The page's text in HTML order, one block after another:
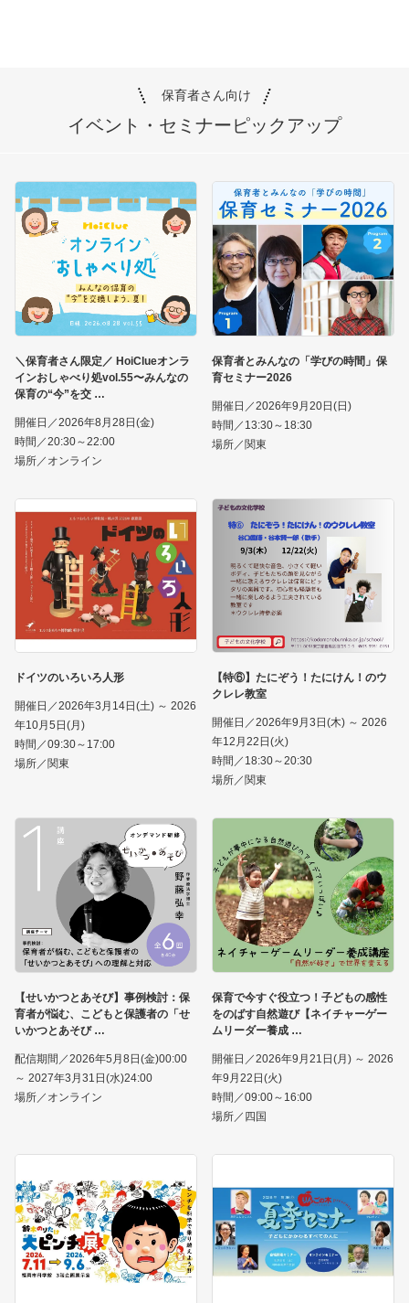
保育者さん向け
イベント・セミナーピックアップ
＼保育者さん限定／ HoiClueオンラ
インおしゃべり処vol.55〜みんなの
保育の“今”を交
開催日／2026年8月28日(金)
時間／20:30～22:00
場所／オンライン
保育者とみんなの「学びの時間」保
育セミナー2026
開催日／2026年9月20日(日)
時間／13:30～18:30
場所／関東
ドイツのいろいろ人形
開催日／2026年3月14日(土) ～ 2026
年10月5日(月)
時間／09:30～17:00
場所／関東
【特⑥】たにぞう！たにけん！のウ
クレレ教室
開催日／2026年9月3日(木) ～ 2026
年12月22日(火)
時間／18:30～20:30
場所／関東
【せいかつとあそび】事例検討：保
育者が悩む、こどもと保護者の「せ
いかつとあそび
配信期間／2026年5月8日(金)00:00
～ 2027年3月31日(水)24:00
場所／オンライン
保育で今すぐ役立つ！子どもの感性
をのばす自然遊び【ネイチャーゲー
ムリーダー養成
開催日／2026年9月21日(月) ～ 2026
年9月22日(火)
時間／09:00～16:00
場所／四国